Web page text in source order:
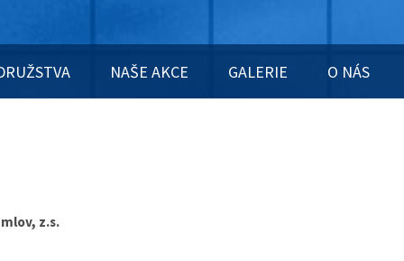
NAŠE AKCE GALERIE O NÁS
z.s.